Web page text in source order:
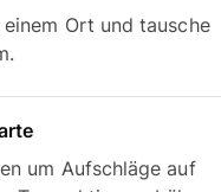
Ort und tausche
um Aufschläge auf